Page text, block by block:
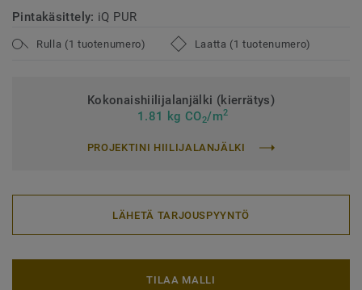
Pintakäsittely: iQ PUR
Rulla (1 tuotenumero) Laatta (1 tuotenumero)
Kokonaishiilijalanjälki (kierrätys)
1.81 kg CO2/m2
PROJEKTINI HIILIJALANJÄLKI
LÄHETÄ TARJOUSPYYNTÖ
TILAA MALLI